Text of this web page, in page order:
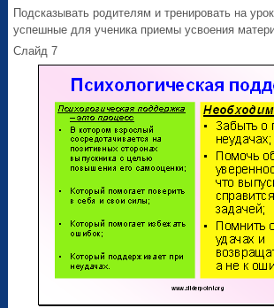
Подсказывать родителям и тренировать на
успешные для ученика приемы усвоения
Слайд 7